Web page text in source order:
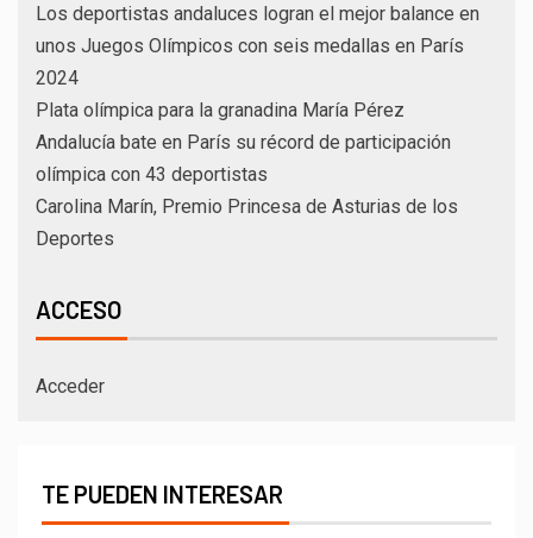
Los deportistas andaluces logran el mejor balance en
unos Juegos Olímpicos con seis medallas en París
2024
Plata olímpica para la granadina María Pérez
Andalucía bate en París su récord de participación
olímpica con 43 deportistas
Carolina Marín, Premio Princesa de Asturias de los
Deportes
ACCESO
Acceder
TE PUEDEN INTERESAR